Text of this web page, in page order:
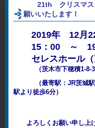
21th クリスマス
願いいたします！
2019年 12月
15：00 ～ 19
セレスホール（
（茨木市下穂積1-8-
（最寄駅：JR茨城駅西
駅より徒歩6分）
よろしくお願い申